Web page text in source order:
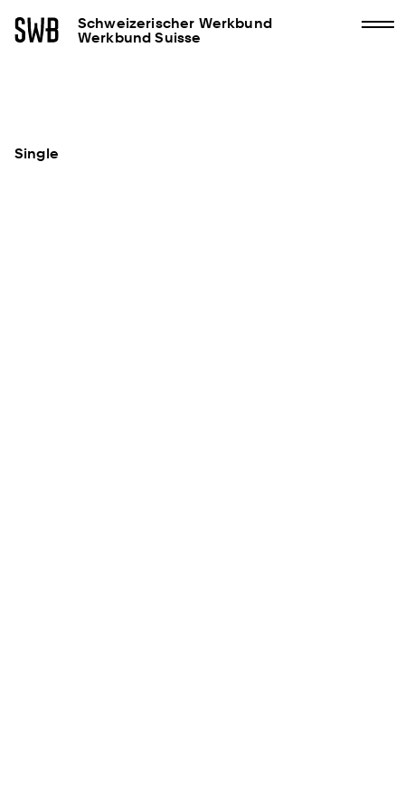
Schweizerischer Werkbund
Werkbund Suisse
Single